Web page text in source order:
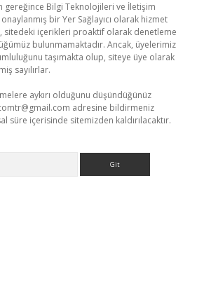
gereğince Bilgi Teknolojileri ve İletişim
bir Yer Sağlayıcı olarak hizmet
sitedeki içerikleri proaktif olarak denetleme
bulunmamaktadır. Ancak, üyelerimiz
taşımakta olup, siteye üye olarak
sayılırlar.
aykırı olduğunu düşündüğünüz
adresine bildirmeniz
süre içerisinde sitemizden kaldırılacaktır.